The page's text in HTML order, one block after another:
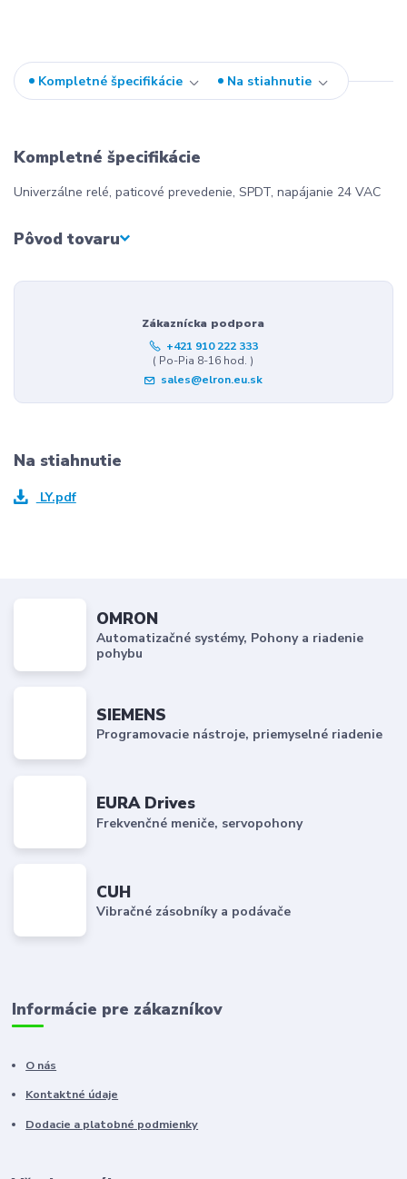
Kompletné špecifikácie Na stiahnutie
Kompletné špecifikácie
Univerzálne relé, paticové prevedenie, SPDT, napájanie 24 VAC
Pôvod tovaru
Zákaznícka podpora
+421 910 222 333
( Po-Pia 8-16 hod. )
sales@elron.eu.sk
Na stiahnutie
LY.pdf
OMRON
Automatizačné systémy, Pohony a riadenie
pohybu
SIEMENS
Programovacie nástroje, priemyselné riadenie
EURA Drives
Frekvenčné meniče, servopohony
CUH
Vibračné zásobníky a podávače
Informácie pre zákazníkov
O nás
Kontaktné údaje
Dodacie a platobné podmienky